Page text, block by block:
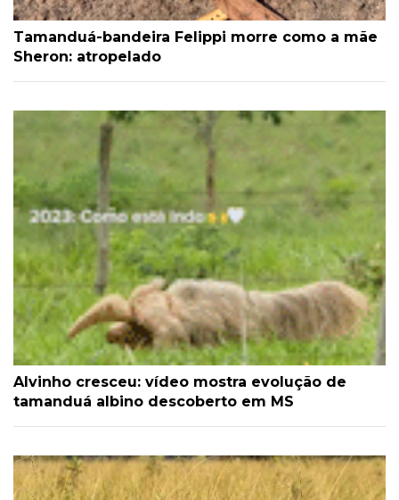
Tamanduá-bandeira Felippi morre como a mãe
Sheron: atropelado
Alvinho cresceu: vídeo mostra evolução de
tamanduá albino descoberto em MS